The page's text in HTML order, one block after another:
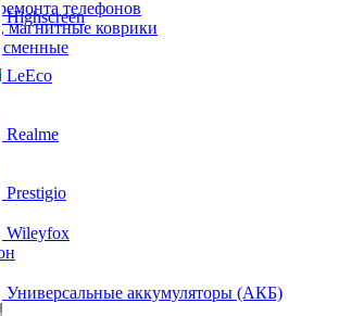
телефонов
коврики
сменные
Highscreen
LeEco
Realme
Prestigio
Wileyfox
Универсальные аккумуляторы (АКБ)